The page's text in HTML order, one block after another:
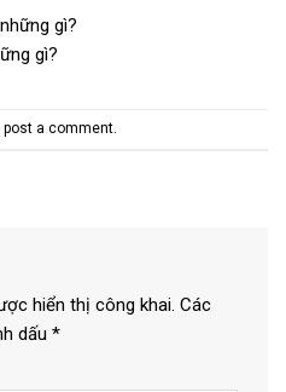
gì?
post a comment
hiển thị công khai. Các
dấu *